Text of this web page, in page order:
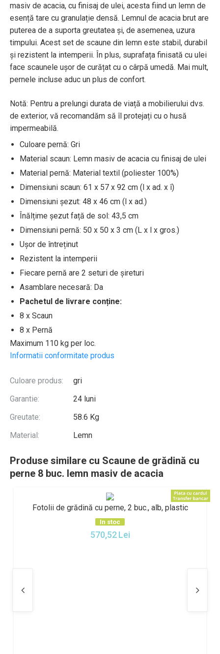
masiv de acacia, cu finisaj de ulei, acesta fiind un lemn de
esență tare cu granulație densă. Lemnul de acacia brut are
puterea de a suporta greutatea și, de asemenea, uzura
timpului. Acest set de scaune din lemn este stabil, durabil
și rezistent la intemperii. În plus, suprafața finisată cu ulei
face scaunele ușor de curățat cu o cârpă umedă. Mai mult,
pernele incluse aduc un plus de confort.
Notă: Pentru a prelungi durata de viață a mobilierului dvs.
de exterior, vă recomandăm să îl protejați cu o husă
impermeabilă.
Culoare pernă: Gri
Material scaun: Lemn masiv de acacia cu finisaj de ulei
Material pernă: Material textil (poliester 100%)
Dimensiuni scaun: 61 x 57 x 92 cm (l x ad. x î)
Dimensiuni șezut: 48 x 46 cm (l x ad.)
Înălțime șezut față de sol: 43,5 cm
Dimensiuni pernă: 50 x 50 x 3 cm (L x l x gros.)
Ușor de întreținut
Rezistent la intemperii
Fiecare pernă are 2 seturi de șireturi
Asamblare necesară: Da
Pachetul de livrare conține:
8 x Scaun
8 x Pernă
Maximum 110 kg per loc.
Informatii conformitate produs
Culoare produs:
gri
Garantie:
24 luni
Greutate:
58.6 Kg
Material:
Lemn
Produse similare cu Scaune de grădină cu
perne 8 buc. lemn masiv de acacia
Fotolii de grădină cu perne, 2 buc., alb, plastic
In stoc
570,52 Lei